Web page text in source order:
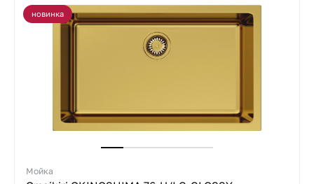
новинка
Мойка